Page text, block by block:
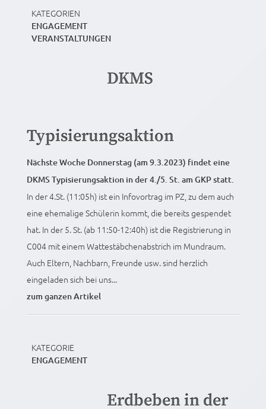
KATEGORIEN
ENGAGEMENT
VERANSTALTUNGEN
DKMS
Typisierungsaktion
Nächste Woche Donnerstag (am 9.3.2023) findet eine
DKMS Typisierungsaktion in der 4./5. St. am GKP statt.
In der 4.St. (11:05h) ist ein Infovortrag im PZ, zu dem auch
eine ehemalige Schülerin kommt, die bereits gespendet
hat. In der 5. St. (ab 11:50-12:40h) ist die Registrierung in
C004 mit einem Wattestäbchenabstrich im Mundraum.
Auch Eltern, Nachbarn, Freunde usw. sind herzlich
eingeladen sich bei uns...
zum ganzen Artikel
KATEGORIE
ENGAGEMENT
Erdbeben in der